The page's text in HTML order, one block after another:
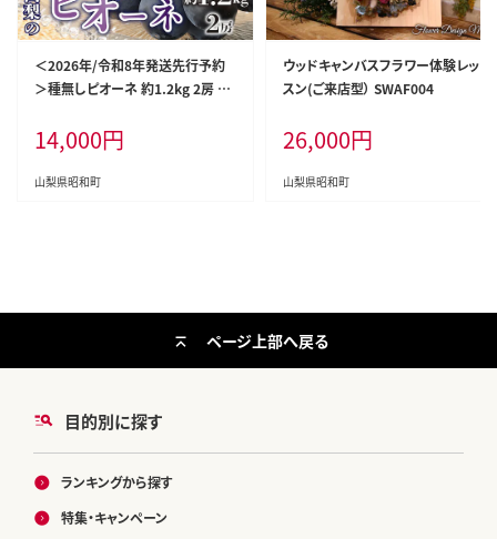
＜2026年/令和8年発送先行予約
＞種無しピオーネ 約1.2kg 2房 S
14,000円
山梨県昭和町
ウッドキャンバスフラワー体験レッ
スン(ご来店型） SWAF004
26,000円
山梨県昭和町
目的別に探す
ランキングから探す
特集・キャンペーン
ページ上部へ戻る